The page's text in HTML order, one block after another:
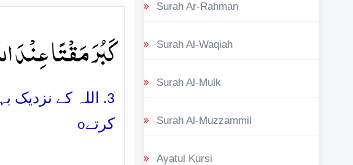
کَبُرَ مَقۡتًا عِنۡدَ
3. اللہ کے
کرتےo
Surah Ar-Rahman
Surah Al-Waqiah
Surah Al-Mulk
Surah Al-Muzzammil
Ayatul Kursi